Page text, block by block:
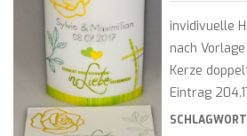
invidivuelle
nach
Kerze
Eintrag